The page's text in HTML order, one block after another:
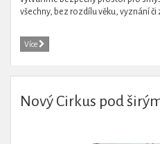
všechny, bez rozdílu věku, vyznání
Více
Nový Cirkus pod